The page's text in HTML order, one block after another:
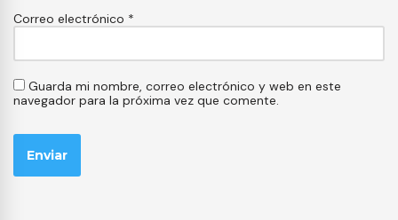
Correo electrónico *
Guarda mi nombre, correo electrónico y web en este
navegador para la próxima vez que comente.